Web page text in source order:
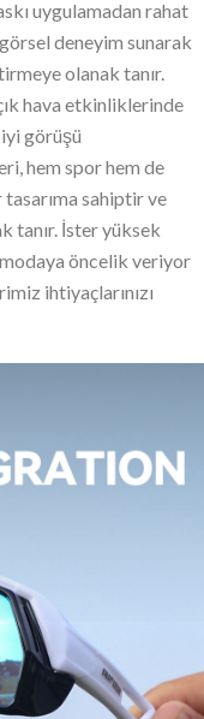
uygulamadan rahat
deneyim sunarak
olanak tanır.
hava etkinliklerinde
görüşü
hem spor hem de
sahiptir ve
tanır. İster yüksek
öncelik veriyor
ihtiyaçlarınızı